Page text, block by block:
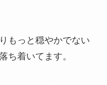
もっと穏やかでない
ち着いてます。